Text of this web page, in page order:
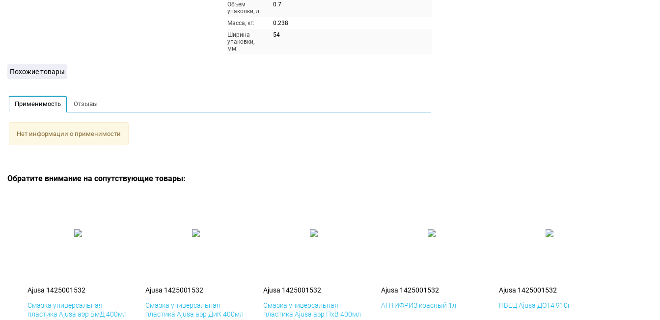
Объем
упаковки, л:
0.7
Масса, кг:
0.238
Ширина
упаковки,
мм:
54
Похожие товары
Применимость Отзывы
Нет информации о применимости
Обратите внимание на сопутствующие товары:
Ajusa 1425001532
Смазка универсальная
пластика Ajusa аэр БмД 400мл
Ajusa 1425001532
Смазка универсальная
пластика Ajusa аэр ДиК 400мл
Ajusa 1425001532
Смазка универсальная
пластика Ajusa аэр ПхВ 400мл
Ajusa 1425001532
АНТИФРИЗ красный 1л.
Ajusa 1425001532
ПВЕЦ Ajusa ДОТ4 910г